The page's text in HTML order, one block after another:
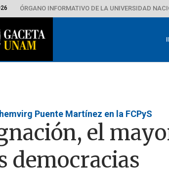
ÓRGANO INFORMATIVO DE LA UNIVERSIDAD
Puente Martínez en la FCPyS
el
democracias